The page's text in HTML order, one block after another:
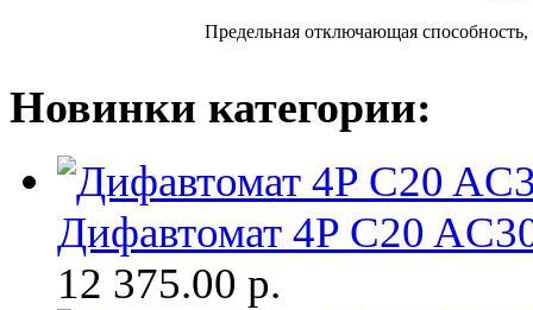
Предельная отключающая
Новинки категории:
Дифавтомат 4P C20
12 375.00 р.